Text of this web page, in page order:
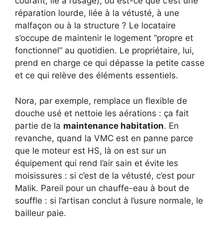
réparation lourde, liée à la vétusté, à une
malfaçon ou à la structure ? Le locataire
s’occupe de maintenir le logement “propre et
fonctionnel” au quotidien. Le propriétaire, lui,
prend en charge ce qui dépasse la petite casse
et ce qui relève des éléments essentiels.
Nora, par exemple, remplace un flexible de
douche usé et nettoie les aérations : ça fait
partie de la maintenance habitation. En
revanche, quand la VMC est en panne parce
que le moteur est HS, là on est sur un
équipement qui rend l’air sain et évite les
moisissures : si c’est de la vétusté, c’est pour
Malik. Pareil pour un chauffe-eau à bout de
souffle : si l’artisan conclut à l’usure normale, le
bailleur paie.